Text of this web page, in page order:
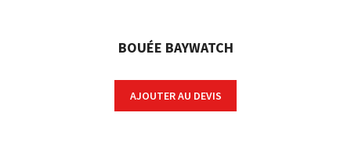
BOUÉE BAYWATCH
AJOUTER AU DEVIS